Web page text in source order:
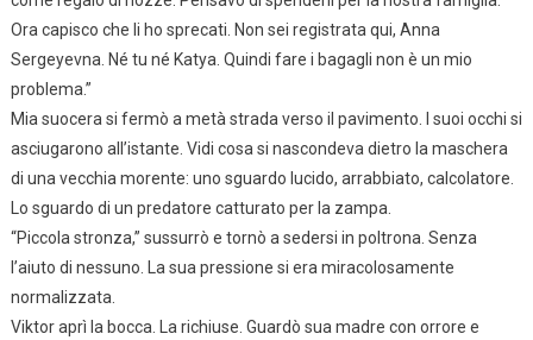
Ora capisco che li ho sprecati. Non sei registrata qui, Anna
Sergeyevna. Né tu né Katya. Quindi fare i bagagli non è un mio
problema.”
Mia suocera si fermò a metà strada verso il pavimento. I suoi occhi si
asciugarono all’istante. Vidi cosa si nascondeva dietro la maschera
di una vecchia morente: uno sguardo lucido, arrabbiato, calcolatore.
Lo sguardo di un predatore catturato per la zampa.
“Piccola stronza,” sussurrò e tornò a sedersi in poltrona. Senza
l’aiuto di nessuno. La sua pressione si era miracolosamente
normalizzata.
Viktor aprì la bocca. La richiuse. Guardò sua madre con orrore e